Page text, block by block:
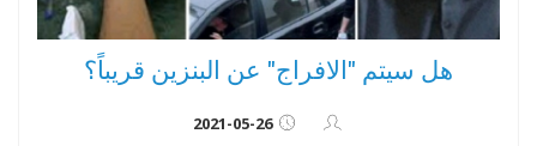
هل سيتم "الافراج" عن البنزين قريباً؟
2021-05-26